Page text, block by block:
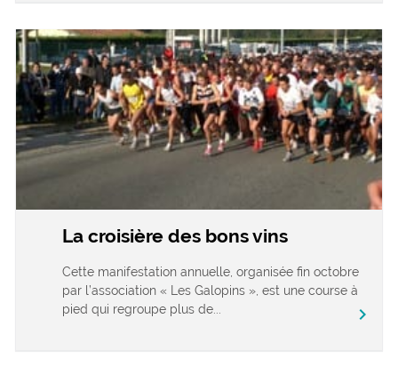
La croisière des bons vins
Cette manifestation annuelle, organisée fin octobre
par l’association « Les Galopins », est une course à
pied qui regroupe plus de...
chevron_right